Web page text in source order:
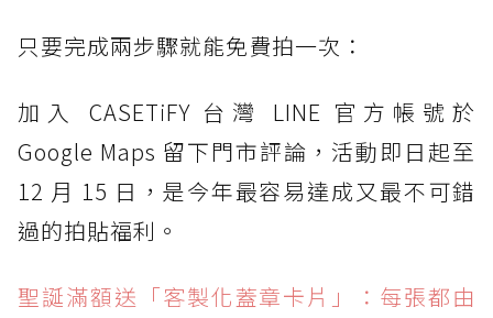
只要完成兩步驟就能免費拍一次：
加入 CASETiFY 台灣 LINE 官方帳號於
Google Maps 留下門市評論，活動即日起至
12 月 15 日，是今年最容易達成又最不可錯
過的拍貼福利。
聖誕滿額送「客製化蓋章卡片」：每張都由